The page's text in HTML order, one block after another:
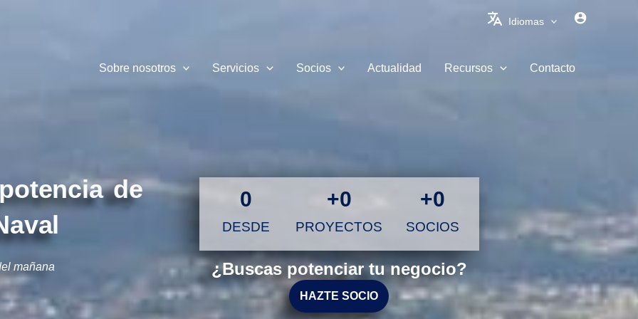
Idiomas
Sobre nosotros Servicios Socios Actualidad Recursos Contacto
de
mañana
DESDE
0
PROYECTOS
+0
SOCIOS
+0
¿Buscas potenciar tu negocio?
HAZTE SOCIO